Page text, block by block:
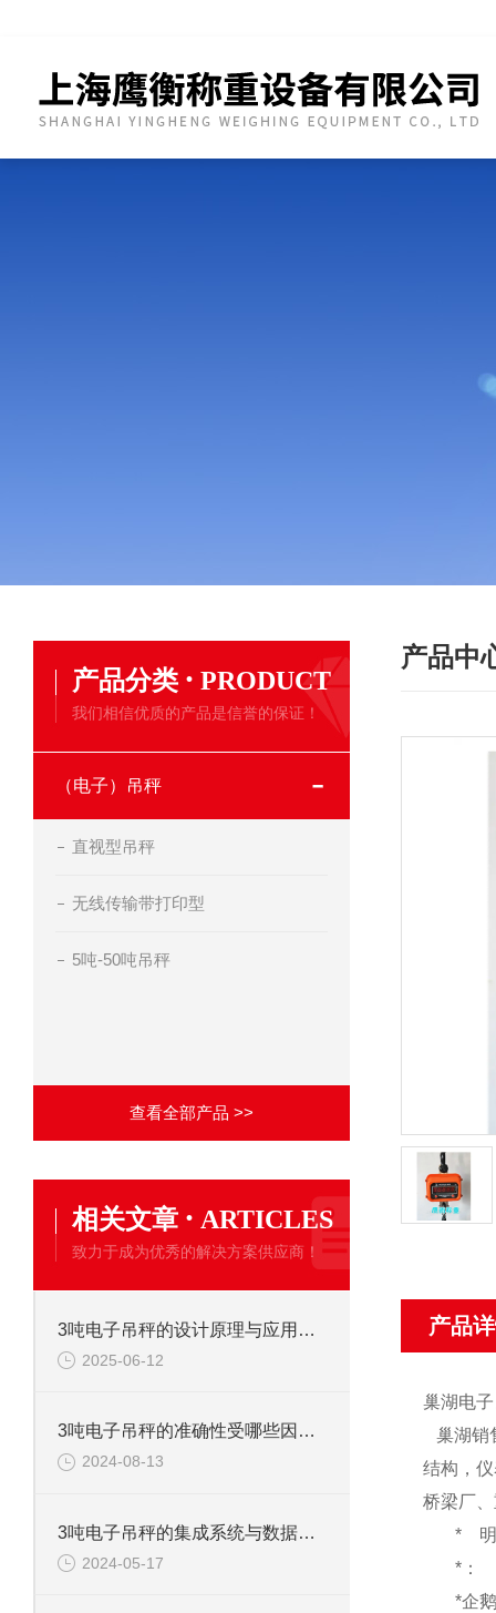
产品分类 · PRODUCT
我们相信优质的产品是信誉的保证！
（电子）吊秤
直视型吊秤
无线传输带打印型
5吨-50吨吊秤
查看全部产品 >>
相关文章 · ARTICLES
致力于成为优秀的解决方案供应商！
3吨电子吊秤的设计原理与应用分析
2025-06-12
3吨电子吊秤的准确性受哪些因素影响？
2024-08-13
3吨电子吊秤的集成系统与数据分析
2024-05-17
产品中
产品
巢湖电
巢湖销
结构，
桥梁厂
*
*：
*企